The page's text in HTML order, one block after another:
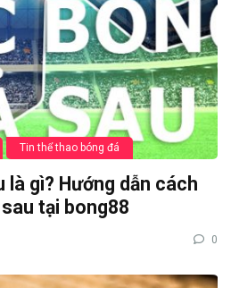
Tin thể thao bóng đá
là gì? Hướng dẫn cách
tại bong88
0